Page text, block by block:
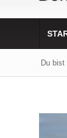
Du bist